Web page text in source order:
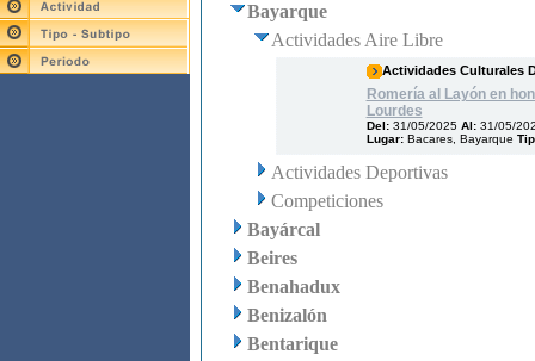
Bayarque
Actividades Aire Libre
Actividades Culturales
Romería al Layón en
Lourdes
Del: 31/05/2025 Al: 31/05/
Lugar: Bacares, Bayarque
Actividades Deportivas
Competiciones
Bayárcal
Beires
Benahadux
Benizalón
Bentarique